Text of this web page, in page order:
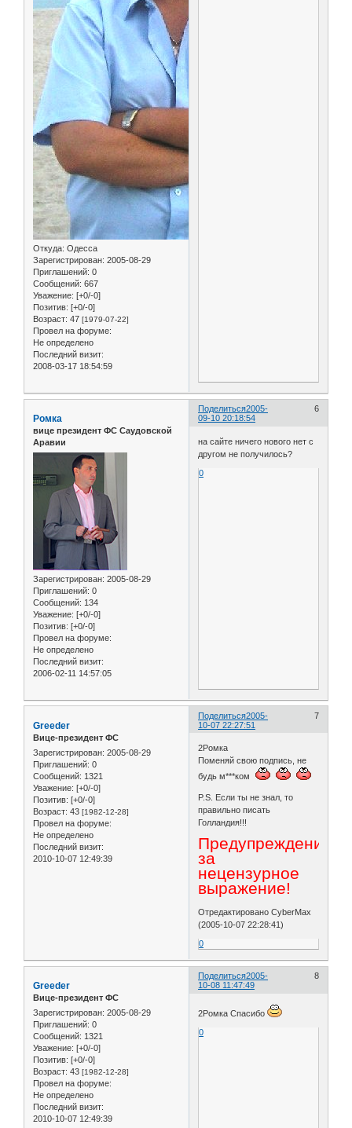
Откуда: Одесса
Зарегистрирован: 2005-08-29
Приглашений: 0
Сообщений: 667
Уважение: [+0/-0]
Позитив: [+0/-0]
Возраст: 47 [1979-07-22]
Провел на форуме:
Не определено
Последний визит:
2008-03-17 18:54:59
Поделиться 6
2005-
09-10 20:18:54
Ромка
вице президент ФС Саудовской
Аравии
Зарегистрирован: 2005-08-29
Приглашений: 0
Сообщений: 134
Уважение: [+0/-0]
Позитив: [+0/-0]
Провел на форуме:
Не определено
Последний визит:
2006-02-11 14:57:05
на сайте ничего нового нет с
другом не получилось?
0
Поделиться 7
2005-
10-07 22:27:51
Greeder
Вице-президент ФС
Зарегистрирован: 2005-08-29
Приглашений: 0
Сообщений: 1321
Уважение: [+0/-0]
Позитив: [+0/-0]
Возраст: 43 [1982-12-28]
Провел на форуме:
Не определено
Последний визит:
2010-10-07 12:49:39
2Ромка
Поменяй свою подпись, не
будь м***ком
P.S. Если ты не знал, то
правильно писать
Голландия!!!
Предупреждение
за
нецензурное
выражение!
Отредактировано CyberMax
(2005-10-07 22:28:41)
0
Поделиться 8
2005-
10-08 11:47:49
Greeder
Вице-президент ФС
Зарегистрирован: 2005-08-29
Приглашений: 0
Сообщений: 1321
Уважение: [+0/-0]
Позитив: [+0/-0]
Возраст: 43 [1982-12-28]
Провел на форуме:
Не определено
Последний визит:
2010-10-07 12:49:39
2Ромка Спасибо
0